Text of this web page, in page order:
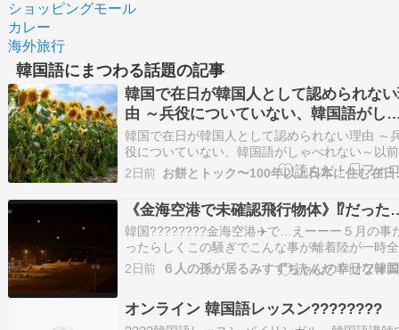
ショッピングモール
カレー
海外旅行
韓国語にまつわる話題の記事
韓国で在日が韓国人として認められな
由 ～兵役についていない、韓国語がし
べれない～
韓国で在日が韓国人として認められない理由 ～
役についていない、韓国語がしゃべれない～以
いた記事です↑興味がありましたら、ご覧くださ
い。在日コリアンの支援に興味がある方は、ぜ
ちらの記事もご覧ください↓日本人が在日コリア
に家庭菜園（農業）を教えていたら在日の歴史
わっ…
2日前 お餅とトッ
《金海空港で未確認飛行物体》⁉️だっ
韓国????????金海空港✈️で…えーーー５月の事
ったらしくこの騒ぎでこんな事が離着陸が一時
停止滑走路が閉鎖名古屋発・金海行きの便を含
数の飛行機が目的地変更（仁川空港などへ）空
た。韓国語が翻訳機でしか読み取れないのでチ…
2日前
オンライン 韓国語レッスン????????